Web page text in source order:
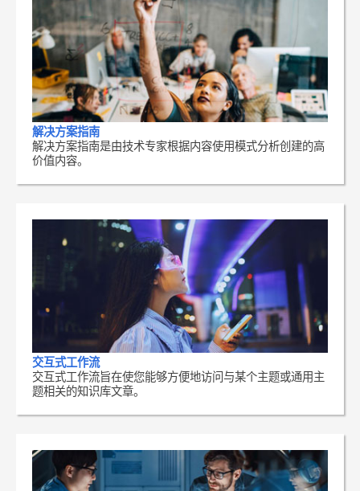
解决方案指南
解决方案指南是由技术专家根据内容使用模式分析创建的高
价值内容。
交互式工作流
交互式工作流旨在使您能够方便地访问与某个主题或通用主
题相关的知识库文章。